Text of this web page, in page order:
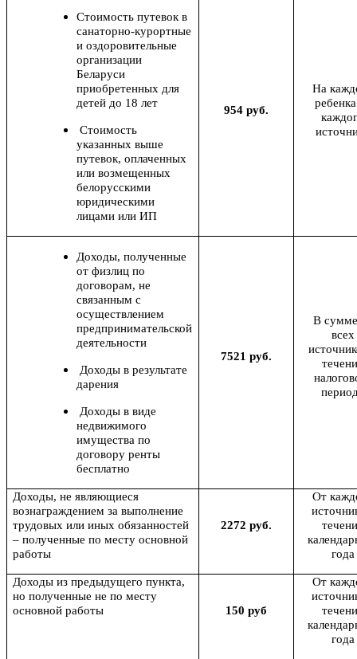
Стоимость путевок в
санаторно-курортные
и оздоровительные
организации
Беларуси
приобретенных для
детей до 18 лет
Стоимость
указанных выше
путевок, оплаченных
или возмещенных
белорусскими
юридическими
лицами или ИП
954 руб.
На
Доходы, полученные
от физлиц по
договорам, не
связанным с
осуществлением
предпринимательской
деятельности
Доходы в результате
дарения
Доходы в виде
недвижимого
имущества по
договору ренты
бесплатно
7521 руб.
В
всех
Доходы, не являющиеся
вознаграждением за выполнение
трудовых или иных обязанностей
– полученные по месту основной
работы
2272 руб.
От
года
Доходы из предыдущего пункта,
но полученные не по месту
основной работы
150 руб
От
года